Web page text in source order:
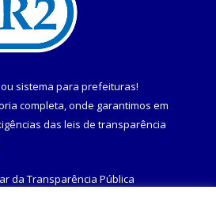
ou sistema para prefeituras!
completa, onde garantimos em
das leis de transparência
da Transparência Pública